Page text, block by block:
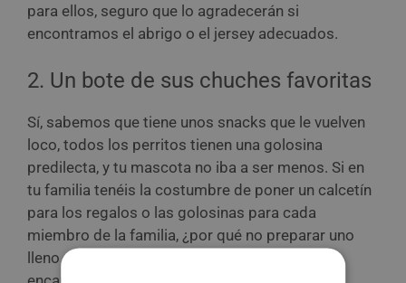
para ellos, seguro que lo agradecerán si
encontramos el abrigo o el jersey adecuados.
2. Un bote de sus chuches favoritas
Sí, sabemos que tiene unos snacks que le vuelven
loco, todos los perritos tienen una golosina
predilecta, y tu mascota no iba a ser menos. Si en
tu familia tenéis la costumbre de poner un calcetín
para los regalos o las golosinas para cada
miembro de la familia, ¿por qué no preparar uno
lleno de las chuches favoritas de tu perro? ¡Le